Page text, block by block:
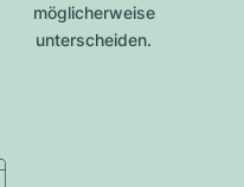
möglicherweise
unterscheiden.